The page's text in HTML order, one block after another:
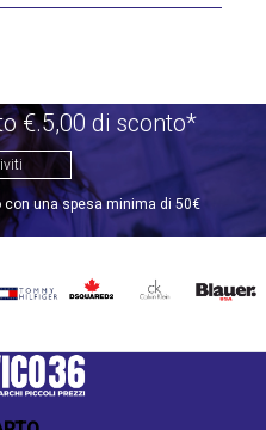
€.5,00 di sconto*
una spesa minima di 50€
TOMMY
DSQUARED2
CALVIN BLAUER